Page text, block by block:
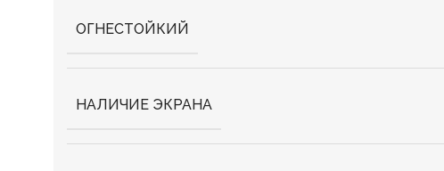
ОГНЕСТОЙКИЙ
НАЛИЧИЕ ЭКРАНА